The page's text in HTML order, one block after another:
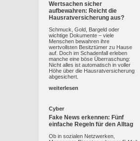
Wertsachen sicher
aufbewahren: Reicht die
Hausratversicherung aus?
Schmuck, Gold, Bargeld oder
wichtige Dokumente – viele
Menschen bewahren ihre
wertvollsten Besitztümer zu Hause
auf. Doch im Schadenfall erleben
manche eine böse Überraschung:
Nicht alles ist automatisch in voller
Höhe über die Hausratversicherung
abgesichert.
weiterlesen
Cyber
Fake News erkennen: Fünf
einfache Regeln für den Alltag
Ob in sozialen Netzwerken,